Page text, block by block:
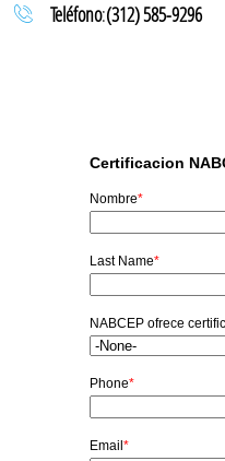
Teléfono​​:(312) 585-9296
